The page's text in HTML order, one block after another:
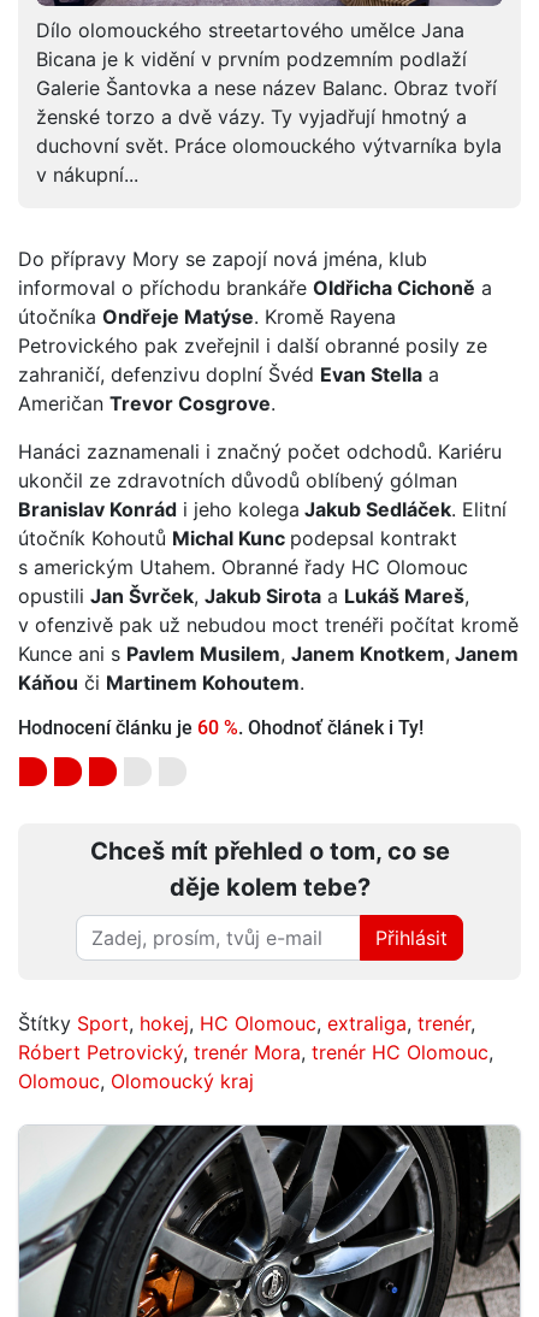
Dílo olomouckého streetartového umělce Jana
Bicana je k vidění v prvním podzemním podlaží
Galerie Šantovka a nese název Balanc. Obraz tvoří
ženské torzo a dvě vázy. Ty vyjadřují hmotný a
duchovní svět. Práce olomouckého výtvarníka byla
v nákupní...
Do přípravy Mory se zapojí nová jména, klub
informoval o příchodu brankáře Oldřicha Cichoně a
útočníka Ondřeje Matýse. Kromě Rayena
Petrovického pak zveřejnil i další obranné posily ze
zahraničí, defenzivu doplní Švéd Evan Stella a
Američan Trevor Cosgrove.
Hanáci zaznamenali i značný počet odchodů. Kariéru
ukončil ze zdravotních důvodů oblíbený gólman
Branislav Konrád i jeho kolega Jakub Sedláček. Elitní
útočník Kohoutů Michal Kunc podepsal kontrakt
s americkým Utahem. Obranné řady HC Olomouc
opustili Jan Švrček, Jakub Sirota a Lukáš Mareš,
v ofenzivě pak už nebudou moct trenéři počítat kromě
Kunce ani s Pavlem Musilem, Janem Knotkem, Janem
Káňou či Martinem Kohoutem.
Hodnocení článku je 60 %. Ohodnoť článek i Ty!
Chceš mít přehled o tom, co se
děje kolem tebe?
Přihlásit
Štítky Sport, hokej, HC Olomouc, extraliga, trenér,
Róbert Petrovický, trenér Mora, trenér HC Olomouc,
Olomouc, Olomoucký kraj